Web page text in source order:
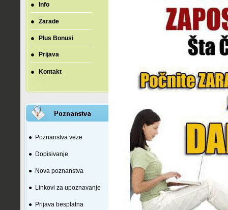
● Info
● Zarade
● Plus Bonusi
● Prijava
● Kontakt
● Poznanstva veze
● Dopisivanje
● Nova poznanstva
● Linkovi za upoznavanje
● Prijava besplatna